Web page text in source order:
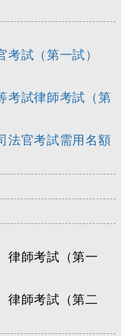
試（第一試）
考試律師考試（第
法官考試需用名額
律師考試（第一
律師考試（第二